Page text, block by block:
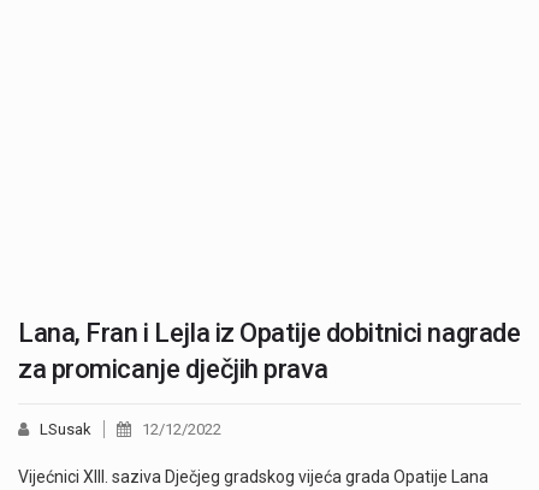
Lana, Fran i Lejla iz Opatije dobitnici nagrade
za promicanje dječjih prava
LSusak 12/12/2022
Vijećnici XIII. saziva Dječjeg gradskog vijeća grada Opatije Lana